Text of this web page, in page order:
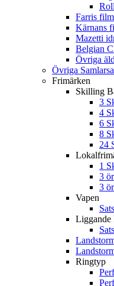
Farris
Kärnans
Mazetti
Belgian
Övriga
Övriga
Frimärken
Skilling
3
4
6
8
24
1
3
3
Vapen
Liggande
Ringtyp